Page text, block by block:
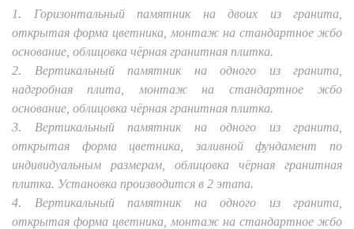
1. Горизонтальный памятник на двоих из гранита,
открытая форма цветника, монтаж на стандартное жбо
основание, облицовка чёрная гранитная плитка.
2. Вертикальный памятник на одного из гранита,
надгробная плита, монтаж на стандартное жбо
основание, облицовка чёрная гранитная плитка.
3. Вертикальный памятник на одного из гранита,
открытая форма цветника, заливной фундамент по
индивидуальным размерам, облицовка чёрная гранитная
плитка. Установка производится в 2 этапа.
4. Вертикальный памятник на одного из гранита,
открытая форма цветника, монтаж на стандартное жбо